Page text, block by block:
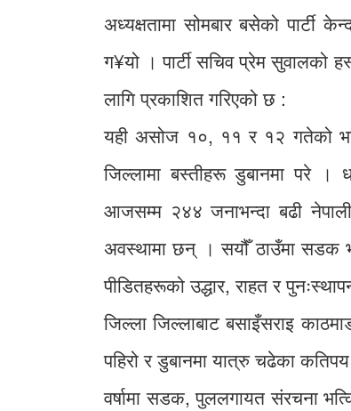
अध्यक्षतामा सोमबार बसेको पार्टी
ग¥यो । पार्टी सचिव प्रेम सुवालको
लागि प्रकाशित गरिएको छ :
यही असोज १०, ११ र १२ गतेको
जिल्लामा बस्तीहरू डुबानमा परे ।
आजसम्म २४४ जनाभन्दा बढी
अवस्थामा छन् । सयौँ ठाउँमा सडक
पीडितहरूको उद्धार, राहत र
जिल्ला जिल्लाबाट बसाइँसराइ
पहिरो र डुबानमा यात्रु चढेका
वर्षामा सडक, पुललगायत संरचना